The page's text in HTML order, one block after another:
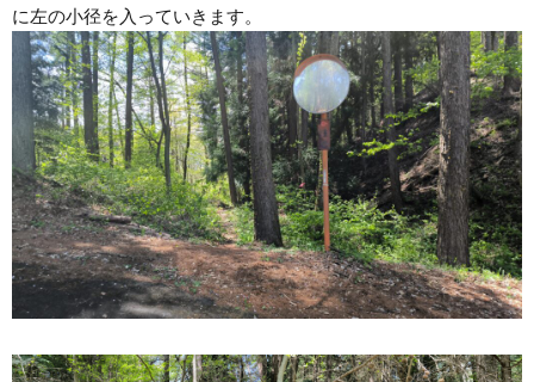
に左の小径を入っていきます。